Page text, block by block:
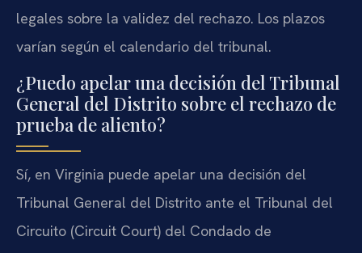
legales sobre la validez del rechazo. Los plazos
varían según el calendario del tribunal.
¿Puedo apelar una decisión del Tribunal
General del Distrito sobre el rechazo de
prueba de aliento?
Sí, en Virginia puede apelar una decisión del
Tribunal General del Distrito ante el Tribunal del
Circuito (Circuit Court) del Condado de